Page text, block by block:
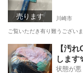
売ります 川崎市
ご覧いただき有り難うござい
神奈川 川崎市 イン
【汚
します
状態が